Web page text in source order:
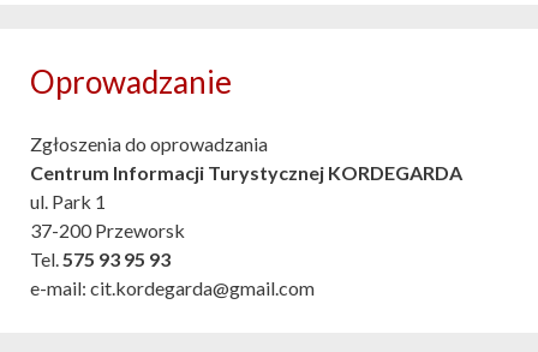
Oprowadzanie
Zgłoszenia do oprowadzania
Centrum Informacji Turystycznej KORDEGARDA
ul. Park 1
37-200 Przeworsk
Tel. 575 93 95 93
e-mail: cit.kordegarda@gmail.com